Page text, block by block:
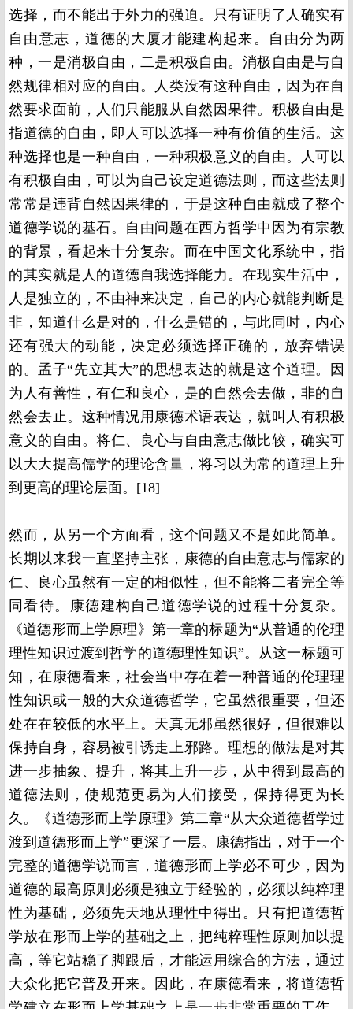
选择，而不能出于外力的强迫。只有证明了人确实有
自由意志，道德的大厦才能建构起来。自由分为两
种，一是消极自由，二是积极自由。消极自由是与自
然规律相对应的自由。人类没有这种自由，因为在自
然要求面前，人们只能服从自然因果律。积极自由是
指道德的自由，即人可以选择一种有价值的生活。这
种选择也是一种自由，一种积极意义的自由。人可以
有积极自由，可以为自己设定道德法则，而这些法则
常常是违背自然因果律的，于是这种自由就成了整个
道德学说的基石。自由问题在西方哲学中因为有宗教
的背景，看起来十分复杂。而在中国文化系统中，指
的其实就是人的道德自我选择能力。在现实生活中，
人是独立的，不由神来决定，自己的内心就能判断是
非，知道什么是对的，什么是错的，与此同时，内心
还有强大的动能，决定必须选择正确的，放弃错误
的。孟子“先立其大”的思想表达的就是这个道理。因
为人有善性，有仁和良心，是的自然会去做，非的自
然会去止。这种情况用康德术语表达，就叫人有积极
意义的自由。将仁、良心与自由意志做比较，确实可
以大大提高儒学的理论含量，将习以为常的道理上升
到更高的理论层面。[18]
然而，从另一个方面看，这个问题又不是如此简单。
长期以来我一直坚持主张，康德的自由意志与儒家的
仁、良心虽然有一定的相似性，但不能将二者完全等
同看待。康德建构自己道德学说的过程十分复杂。
《道德形而上学原理》第一章的标题为“从普通的伦理
理性知识过渡到哲学的道德理性知识”。从这一标题可
知，在康德看来，社会当中存在着一种普通的伦理理
性知识或一般的大众道德哲学，它虽然很重要，但还
处在在较低的水平上。天真无邪虽然很好，但很难以
保持自身，容易被引诱走上邪路。理想的做法是对其
进一步抽象、提升，将其上升一步，从中得到最高的
道德法则，使规范更易为人们接受，保持得更为长
久。《道德形而上学原理》第二章“从大众道德哲学过
渡到道德形而上学”更深了一层。康德指出，对于一个
完整的道德学说而言，道德形而上学必不可少，因为
道德的最高原则必须是独立于经验的，必须以纯粹理
性为基础，必须先天地从理性中得出。只有把道德哲
学放在形而上学的基础之上，把纯粹理性原则加以提
高，等它站稳了脚跟后，才能运用综合的方法，通过
大众化把它普及开来。因此，在康德看来，将道德哲